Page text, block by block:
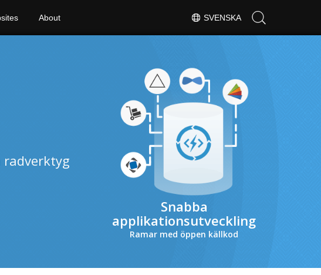
SVENSKA
About
Snabba
applikationsutveckling
Ramar med öppen källkod